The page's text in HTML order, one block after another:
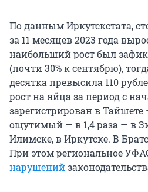
По данным Иркутскстата,
за 11 месяцев 2023 года
наибольший рост был
(почти 30% к сентябрю),
десятка превысила 110
рост на яйца за период с
зарегистрирован в Тайшете
ощутимый — в 1,4 раза — в
Илимске, в Иркутске. В
При этом региональное
нарушений